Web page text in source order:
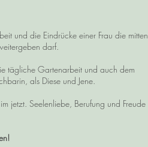
und die Eindrücke einer Frau die mitten
darf.
tägliche Gartenarbeit und auch dem
als Diese und Jene.
jetzt. Seelenliebe, Berufung und Freude